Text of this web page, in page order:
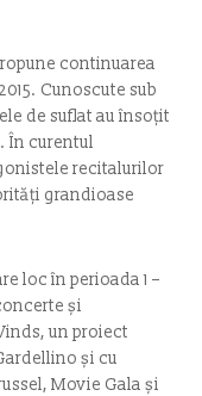
continuarea
Cunoscute sub
de suflat au însoțit
În curentul
recitalurilor
grandioase
loc în perioada 1 –
și
un proiect
și cu
Movie Gala și